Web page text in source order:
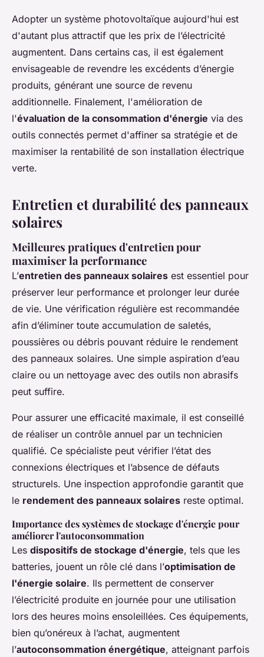
Adopter un système photovoltaïque aujourd'hui est
d'autant plus attractif que les prix de l’électricité
augmentent. Dans certains cas, il est également
envisageable de revendre les excédents d’énergie
produits, générant une source de revenu
additionnelle. Finalement, l'amélioration de
l'évaluation de la consommation d'énergie via des
outils connectés permet d'affiner sa stratégie et de
maximiser la rentabilité de son installation électrique
verte.
Entretien et durabilité des panneaux
solaires
Meilleures pratiques d'entretien pour
maximiser la performance
L’entretien des panneaux solaires est essentiel pour
préserver leur performance et prolonger leur durée
de vie. Une vérification régulière est recommandée
afin d’éliminer toute accumulation de saletés,
poussières ou débris pouvant réduire le rendement
des panneaux solaires. Une simple aspiration d’eau
claire ou un nettoyage avec des outils non abrasifs
peut suffire.
Pour assurer une efficacité maximale, il est conseillé
de réaliser un contrôle annuel par un technicien
qualifié. Ce spécialiste peut vérifier l’état des
connexions électriques et l’absence de défauts
structurels. Une inspection approfondie garantit que
le rendement des panneaux solaires reste optimal.
Importance des systèmes de stockage d'énergie pour
améliorer l'autoconsommation
Les dispositifs de stockage d'énergie, tels que les
batteries, jouent un rôle clé dans l’optimisation de
l'énergie solaire. Ils permettent de conserver
l’électricité produite en journée pour une utilisation
lors des heures moins ensoleillées. Ces équipements,
bien qu’onéreux à l’achat, augmentent
l’autoconsommation énergétique, atteignant parfois